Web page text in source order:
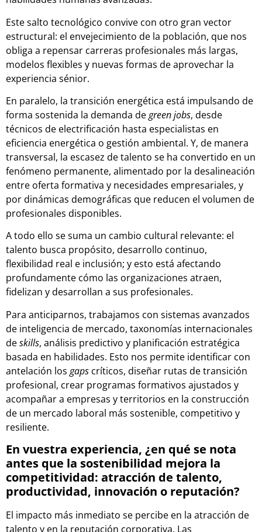
Este salto tecnológico convive con otro gran vector
estructural: el envejecimiento de la población, que nos
obliga a repensar carreras profesionales más largas,
modelos flexibles y nuevas formas de aprovechar la
experiencia sénior.
En paralelo, la transición energética está impulsando de
forma sostenida la demanda degreen jobs, desde
técnicos de electrificación hasta especialistas en
eficiencia energética o gestión ambiental. Y, de manera
transversal, la escasez de talento se ha convertido en un
fenómeno permanente, alimentado por la desalineación
entre oferta formativa y necesidades empresariales, y
por dinámicas demográficas que reducen el volumen de
profesionales disponibles.
A todo ello se suma un cambio cultural relevante: el
talento busca propósito, desarrollo continuo,
flexibilidad real e inclusión; y esto está afectando
profundamente cómo las organizaciones atraen,
fidelizan y desarrollan a sus profesionales.
Para anticiparnos, trabajamos con sistemas avanzados
de inteligencia de mercado, taxonomías internacionales
deskills, análisis predictivo y planificación estratégica
basada en habilidades. Esto nos permite identificar con
antelación los gaps críticos, diseñar rutas de transición
profesional, crear programas formativos ajustados y
acompañar a empresas y territorios en la construcción
de un mercado laboral más sostenible, competitivo y
resiliente.
En vuestra experiencia, ¿en qué se nota
antes que la sostenibilidad mejora la
competitividad: atracción de talento,
productividad, innovación o reputación?
El impacto más inmediato se percibe en la atracción de
talento y en la reputación corporativa. Las